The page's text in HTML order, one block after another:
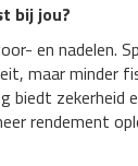
bij jou?
en nadelen.
maar minder
biedt zekerheid
rendement